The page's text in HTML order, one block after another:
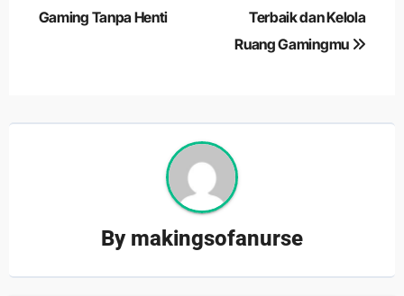
Gaming Tanpa Henti
Terbaik dan Kelola
Ruang Gamingmu
By makingsofanurse